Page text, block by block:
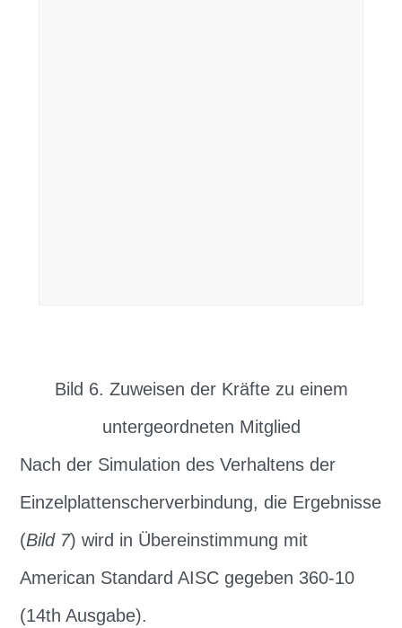
Bild 6. Zuweisen der Kräfte zu einem
untergeordneten Mitglied
Nach der Simulation des Verhaltens der
Einzelplattenscherverbindung, die Ergebnisse
(Bild 7) wird in Übereinstimmung mit
American Standard AISC gegeben 360-10
(14th Ausgabe).